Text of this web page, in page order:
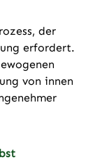
der
erfordert.
von innen